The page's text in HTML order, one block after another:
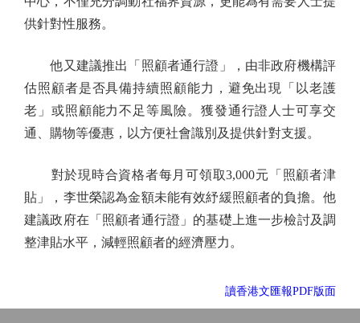
供針對性服務。
他又建議推出「照顧者通行證」，由非政府機構評
估照顧者是否具備持續照顧能力，避免出現「以老護
老」或照顧能力不足等風險。獲發通行證人士可享交
通、購物等優惠，以方便社會識別及提供針對支援。
對於現時合資格者每月可領取3,000元「照顧者津
貼」，李世榮認為金額未能有效紓緩照顧者的負擔。他
建議政府在「照顧者通行證」的基礎上進一步檢討及調
整津貼水平，減輕照顧者的經濟壓力。
讀香港文匯報PDF版面